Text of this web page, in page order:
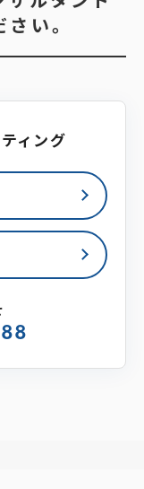
い。
ィング